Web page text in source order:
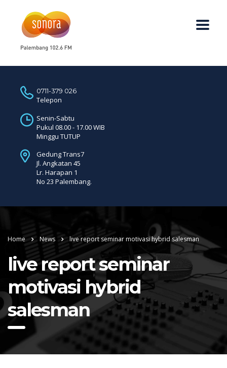
0711-379 026
Telepon
Senin-Sabtu
Pukul 08.00 - 17.00 WIB
Minggu TUTUP
Gedung Trans7
Jl. Angkatan 45
Lr. Harapan 1
No 23 Palembang.
Home News live report seminar motivasi hybrid salesman
live report seminar
motivasi hybrid
salesman